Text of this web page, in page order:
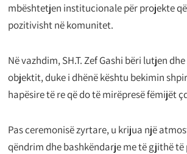
mbështetjen institucionale për projekte
pozitivisht në komunitet.
Në vazhdim, SH.T. Zef Gashi bëri lutjen
objektit, duke i dhënë kështu bekimin
hapësire të re që do të mirëpresë fëmijët
Pas ceremonisë zyrtare, u krijua një
qëndrim dhe bashkëndarje me të gjithë